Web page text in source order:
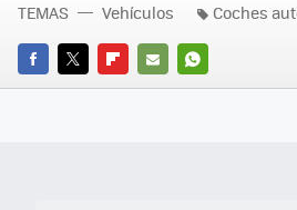
FACEBOOK
TWITTERFLIPBOARD
E-
WHATSAPP
TEMAS Vehículos Coches